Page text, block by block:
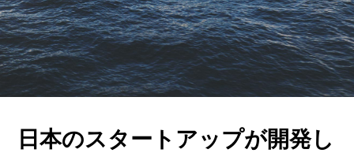
日本のスタートアップが開発し